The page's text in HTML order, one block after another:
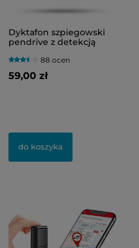
Dyktafon szpiegowski
pendrive z detekcją
88 ocen
59,00 zł
do koszyka